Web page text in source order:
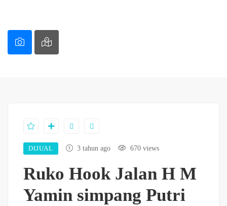
DIJUAL 3 tahun ago 670 views
Ruko Hook Jalan H M
Yamin simpang Putri